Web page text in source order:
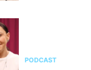
PODCAST